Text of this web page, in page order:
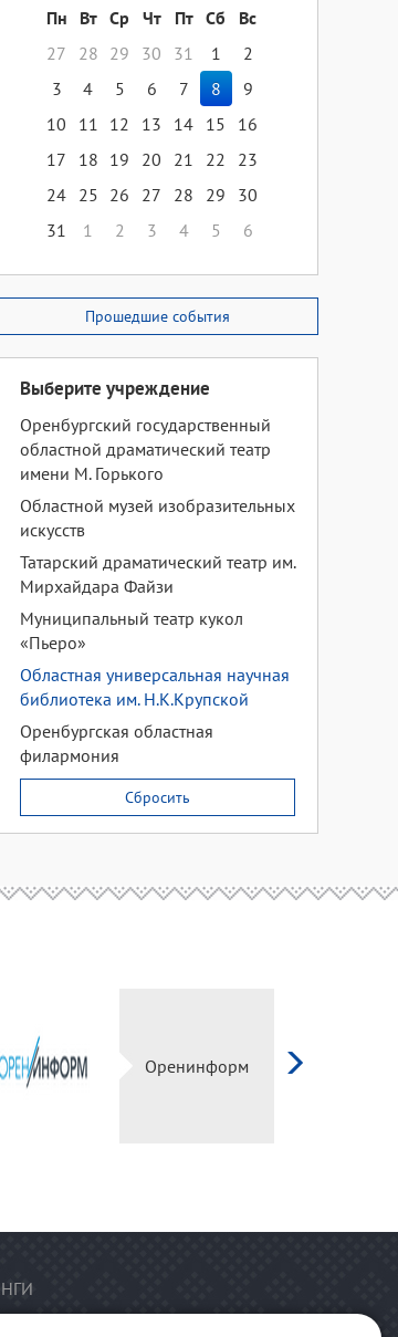
Пн
Вт Ср Чт Пт Сб
Вс
27
28 29 30 31 1
2
3
4 5 6 7 8
9
10
11 12 13 14 15
16
17
18 19 20 21 22
23
24 25 26 27 28 29
30
31
1 2 3 4 5 6
Прошедшие события
Выберите учреждение
Оренбургский государственный
областной драматический театр
имени М. Горького
Областной музей изобразительных
искусств
Татарский драматический театр им.
Мирхайдара Файзи
Муниципальный театр кукол
«Пьеро»
Областная универсальная научная
библиотека им. Н.К.Крупской
Оренбургская областная
филармония
Сбросить
Оренинформ